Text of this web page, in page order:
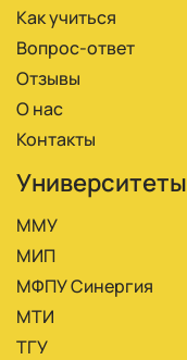
Как учиться
Вопрос-ответ
Отзывы
О нас
Контакты
Университеты
ММУ
МИП
МФПУ Синергия
МТИ
ТГУ